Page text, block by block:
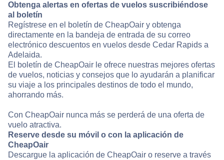
Obtenga alertas en ofertas de vuelos suscribiéndose
al boletín
Regístrese en el boletín de CheapOair y obtenga
directamente en la bandeja de entrada de su correo
electrónico descuentos en vuelos desde Cedar Rapids a
Adelaida.
El boletín de CheapOair le ofrece nuestras mejores ofertas
de vuelos, noticias y consejos que lo ayudarán a planificar
su viaje a los principales destinos de todo el mundo,
ahorrando más.
Con CheapOair nunca más se perderá de una oferta de
vuelo atractiva.
Reserve desde su móvil o con la aplicación de
CheapOair
Descargue la aplicación de CheapOair o reserve a través